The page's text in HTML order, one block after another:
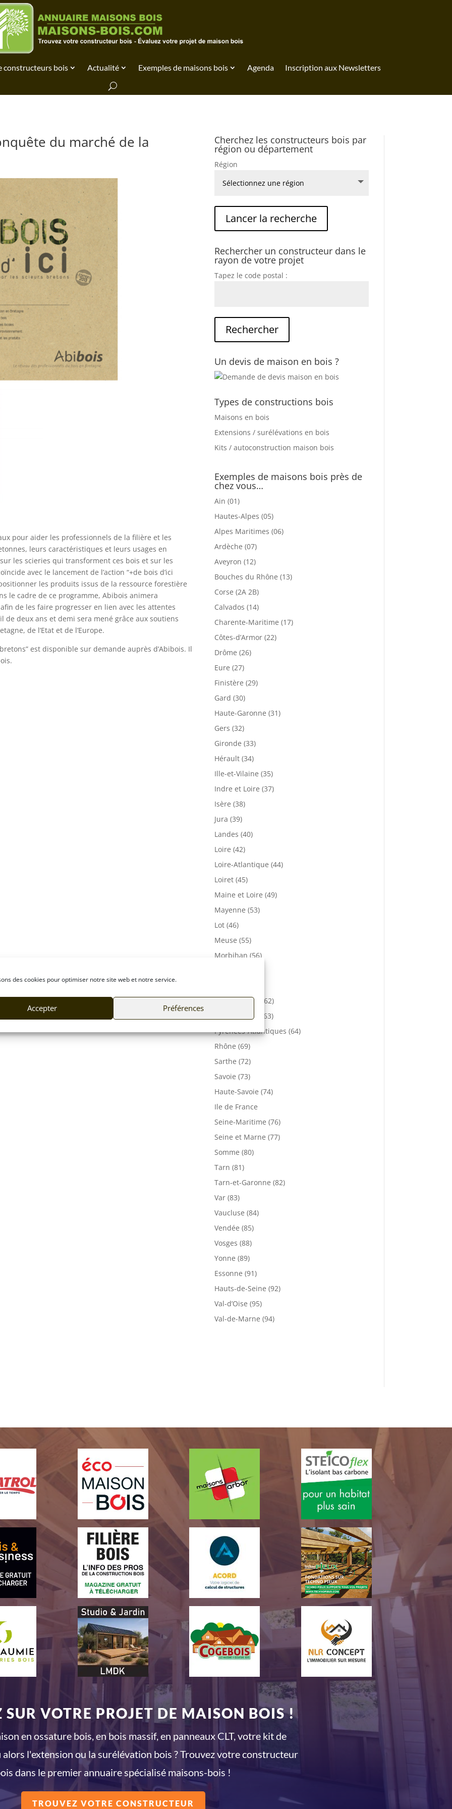
des cookies pour optimiser notre site web et notre service.
Accepter Préférences
constructeurs bois Actualité Exemples de maisons bois Agenda Inscription aux Newsletters
du marché de la
pour aider les professionnels de la filière et les
leurs caractéristiques et leurs usages en
les scieries qui transforment ces bois et sur les
avec le lancement de l’action “+de bois d’ici
les produits issus de la ressource forestière
le cadre de ce programme, Abibois animera
de les faire progresser en lien avec les attentes
deux ans et demi sera mené grâce aux soutiens
de l’Etat et de l’Europe.
est disponible sur demande auprès d’Abibois. Il
Cherchez les constructeurs bois par
région ou département
Région
Rechercher un constructeur dans le
rayon de votre projet
Tapez le code postal :
Un devis de maison en bois ?
Types de constructions bois
Maisons en bois
Extensions / surélévations en bois
Kits / autoconstruction maison bois
Exemples de maisons bois près de
chez vous…
Ain (01)
Hautes-Alpes (05)
Alpes Maritimes (06)
Ardèche (07)
Aveyron (12)
Bouches du Rhône (13)
Corse (2A 2B)
Calvados (14)
Charente-Maritime (17)
Côtes-d’Armor (22)
Drôme (26)
Eure (27)
Finistère (29)
Gard (30)
Haute-Garonne (31)
Gers (32)
Gironde (33)
Hérault (34)
Ille-et-Vilaine (35)
Indre et Loire (37)
Isère (38)
Jura (39)
Landes (40)
Loire (42)
Loire-Atlantique (44)
Loiret (45)
Maine et Loire (49)
Mayenne (53)
Lot (46)
Meuse (55)
Morbihan (56)
Pas-de-Calais (62)
Puy De Dôme (63)
Pyrénées-Atlantiques (64)
Rhône (69)
Sarthe (72)
Savoie (73)
Haute-Savoie (74)
Ile de France
Seine-Maritime (76)
Seine et Marne (77)
Somme (80)
Tarn (81)
Tarn-et-Garonne (82)
Var (83)
Vaucluse (84)
Vendée (85)
Vosges (88)
Yonne (89)
Essonne (91)
Hauts-de-Seine (92)
Val-d’Oise (95)
Val-de-Marne (94)
SUR VOTRE PROJET DE MAISON BOIS !
en ossature bois, en bois massif, en panneaux CLT, votre kit de
alors l'extension ou la surélévation bois ? Trouvez votre constructeur
dans le premier annuaire spécialisé maisons-bois !
TROUVEZ VOTRE CONSTRUCTEUR